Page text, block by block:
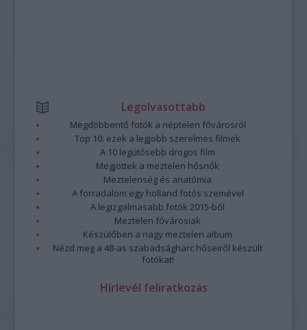
Legolvasottabb
Megdöbbentő fotók a néptelen fővárosról
Top 10: ezek a legjobb szerelmes filmek
A 10 legütősebb drogos film
Megjöttek a meztelen hősnők
Meztelenség és anatómia
A forradalom egy holland fotós szemével
A legizgalmasabb fotók 2015-ből
Meztelen fővárosiak
Készülőben a nagy meztelen album
Nézd meg a 48-as szabadságharc hőseiről készült
fotókat!
Hírlevél feliratkozás